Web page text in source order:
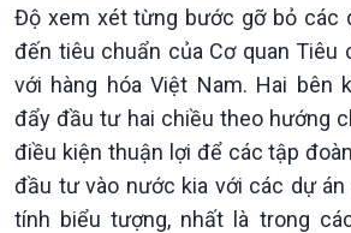
Xã hội chuyển động
Bước chân đến trường
Độ xem xét từng bước gỡ bỏ các
đến tiêu chuẩn của Cơ quan Tiêu
với hàng hóa Việt Nam. Hai bên
đẩy đầu tư hai chiều theo hướng
điều kiện thuận lợi để các tập
đầu tư vào nước kia với các dự án
tính biểu tượng, nhất là trong